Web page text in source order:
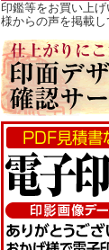
印鑑等をお買い上
様からの声を掲載し